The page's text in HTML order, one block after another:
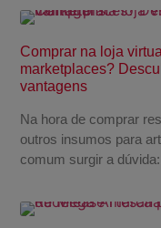
Comprar na loja
marketplaces?
vantagens
Na hora de comprar
outros insumos para
comum surgir a